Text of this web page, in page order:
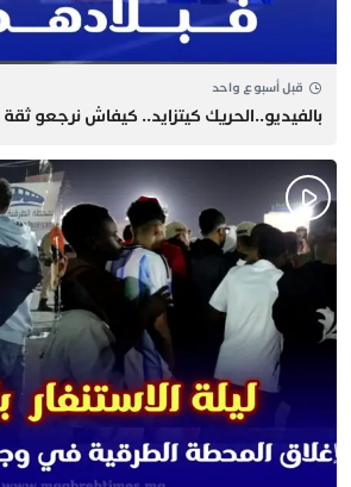
قبل أسبوع واحد
بالفيديو..الحريك كيتزايد.. كيفاش نرجعو